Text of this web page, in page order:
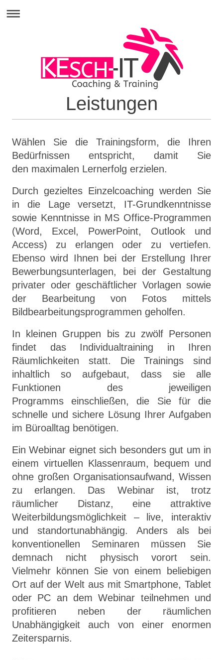
Leistungen
Wählen Sie die Trainingsform, die Ihren
Bedürfnissen entspricht, damit Sie
den maximalen Lernerfolg erzielen.
Durch gezieltes Einzelcoaching werden Sie
in die Lage versetzt, IT-Grundkenntnisse
sowie Kenntnisse in MS Office-Programmen
(Word, Excel, PowerPoint, Outlook und
Access) zu erlangen oder zu vertiefen.
Ebenso wird Ihnen bei der Erstellung Ihrer
Bewerbungsunterlagen, bei der Gestaltung
privater oder geschäftlicher Vorlagen sowie
der Bearbeitung von Fotos mittels
Bildbearbeitungsprogrammen geholfen.
In kleinen Gruppen bis zu zwölf Personen
findet das Individualtraining in Ihren
Räumlichkeiten statt. Die Trainings sind
inhaltlich so aufgebaut, dass sie alle
Funktionen des jeweiligen
Programms einschließen, die Sie für die
schnelle und sichere Lösung Ihrer Aufgaben
im Büroalltag benötigen.
Ein Webinar eignet sich besonders gut um in
einem virtuellen Klassenraum, bequem und
ohne großen Organisationsaufwand, Wissen
zu erlangen. Das Webinar ist, trotz
räumlicher Distanz, eine attraktive
Weiterbildungsmöglichkeit – live, interaktiv
und standortunabhängig. Anders als bei
konventionellen Seminaren müssen Sie
demnach nicht physisch vorort sein.
Vielmehr können Sie von einem beliebigen
Ort auf der Welt aus mit Smartphone, Tablet
oder PC an dem Webinar teilnehmen und
profitieren neben der räumlichen
Unabhängigkeit auch von einer enormen
Zeitersparnis.